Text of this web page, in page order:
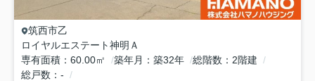
筑西市乙
ロイヤルエステート神明Ａ
専有面積
60.00㎡ 築年月 築32年 総階数
2階建
総戸数
-